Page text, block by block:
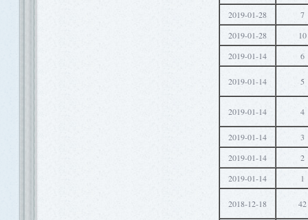
2019-01-28
7
2019-01-28
10
2019-01-14
6
2019-01-14 5
2019-01-14 4
2019-01-14
3
2019-01-14
2
2019-01-14
1
2018-12-18 42